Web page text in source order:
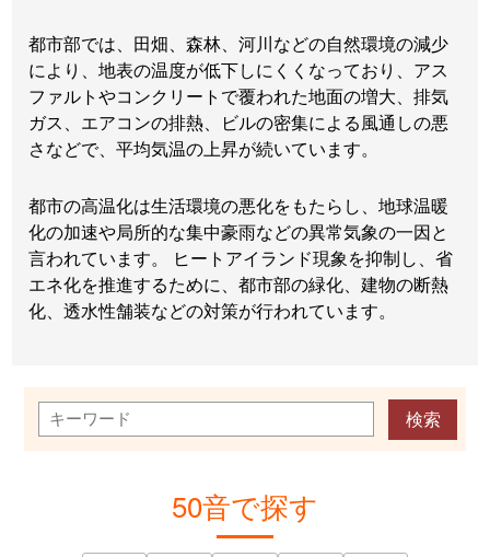
都市部では、田畑、森林、河川などの自然環境の減少
により、地表の温度が低下しにくくなっており、アス
ファルトやコンクリートで覆われた地面の増大、排気
ガス、エアコンの排熱、ビルの密集による風通しの悪
さなどで、平均気温の上昇が続いています。
都市の高温化は生活環境の悪化をもたらし、地球温暖
化の加速や局所的な集中豪雨などの異常気象の一因と
言われています。 ヒートアイランド現象を抑制し、省
エネ化を推進するために、都市部の緑化、建物の断熱
化、透水性舗装などの対策が行われています。
50音で探す